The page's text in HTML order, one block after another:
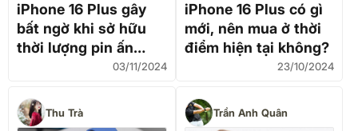
iPhone 16 Plus gây
bất ngờ khi sở hữu
thời lượng pin ấn
03/11/2024
iPhone 16 Plus có gì
mới, nên mua ở thời
điểm hiện tại không?
23/10/2024
Thu Trà Trần Anh Quân